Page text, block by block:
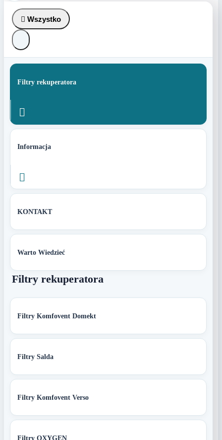
 Wszystko
Filtry rekuperatora

Informacja

KONTAKT
Warto Wiedzieć
Filtry rekuperatora
Filtry Komfovent Domekt
Filtry Salda
Filtry Komfovent Verso
Filtry OXYGEN